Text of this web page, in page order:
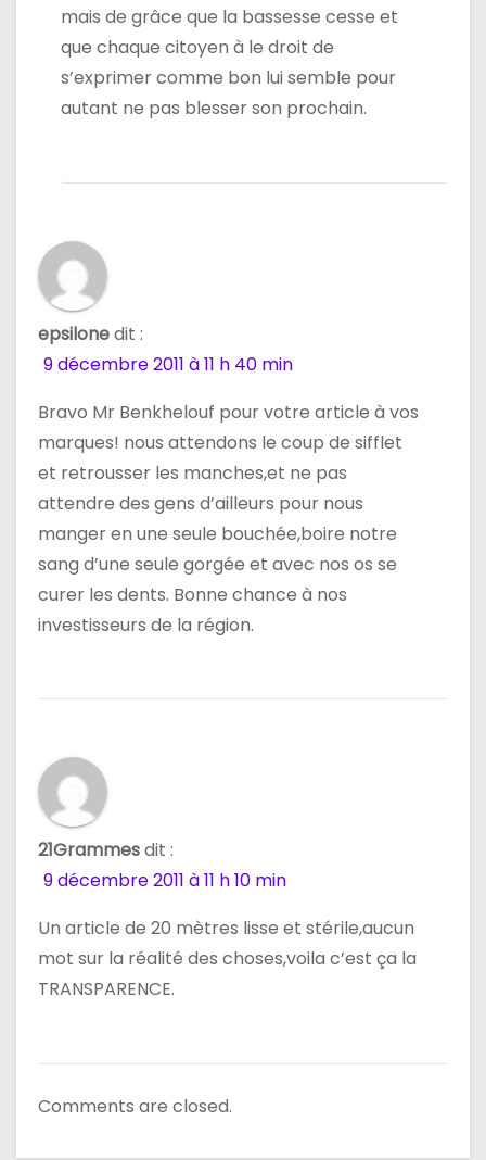
mais de grâce que la bassesse cesse et
que chaque citoyen à le droit de
s’exprimer comme bon lui semble pour
autant ne pas blesser son prochain.
epsilonedit :
9 décembre 2011 à 11 h 40 min
Bravo Mr Benkhelouf pour votre article à vos
marques! nous attendons le coup de sifflet
et retrousser les manches,et ne pas
attendre des gens d’ailleurs pour nous
manger en une seule bouchée,boire notre
sang d’une seule gorgée et avec nos os se
curer les dents. Bonne chance à nos
investisseurs de la région.
21Grammesdit :
9 décembre 2011 à 11 h 10 min
Un article de 20 mètres lisse et stérile,aucun
mot sur la réalité des choses,voila c’est ça la
TRANSPARENCE.
Comments are closed.